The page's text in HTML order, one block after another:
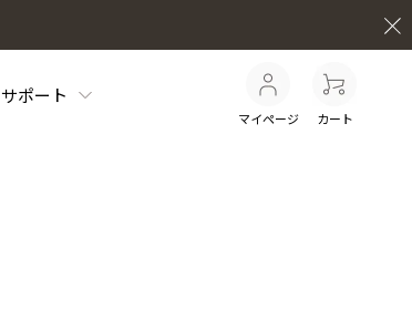
サポート
マイページ カート